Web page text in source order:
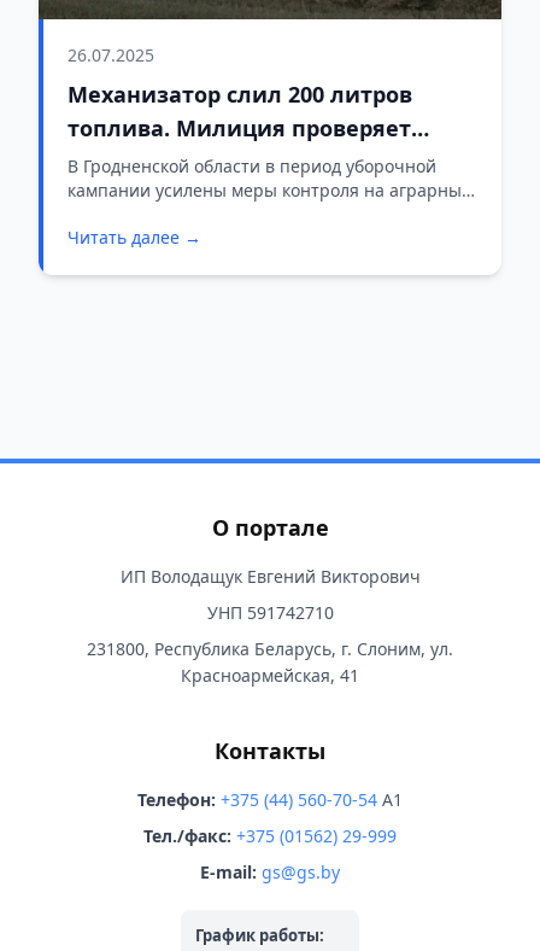
26.07.2025
Механизатор слил 200 литров
топлива. Милиция проверяет
аграрный сектор
В Гродненской области в период уборочной
кампании усилены меры контроля на аграрных
ежедневно проверяют мехдворы,
Читать далее →
О портале
ИП Володащук Евгений Викторович
УНП 591742710
231800, Республика Беларусь, г. Слоним, ул.
Красноармейская, 41
Контакты
Телефон: +375 (44) 560-70-54 A1
Тел./факс: +375 (01562) 29-999
E-mail: gs@gs.by
График работы: